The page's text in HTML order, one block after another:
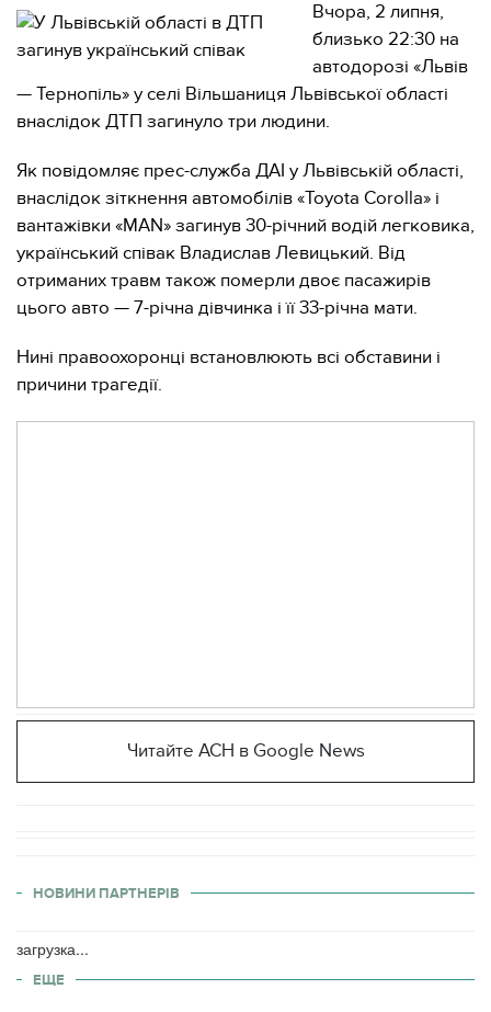
Вчора, 2 липня,
близько 22:30 на
автодорозі «Львів
— Тернопіль» у селі Вільшаниця Львівської області
внаслідок ДТП загинуло три людини.
Як повідомляє прес-служба ДАІ у Львівській області,
внаслідок зіткнення автомобілів «Toyota Corolla» і
вантажівки «MAN» загинув 30-річний водій легковика,
український співак Владислав Левицький. Від
отриманих травм також померли двоє пасажирів
цього авто — 7-річна дівчинка і її 33-річна мати.
Нині правоохоронці встановлюють всі обставини і
причини трагедії.
Читайте АСН в Google News
НОВИНИ ПАРТНЕРІВ
загрузка...
ЕЩЕ